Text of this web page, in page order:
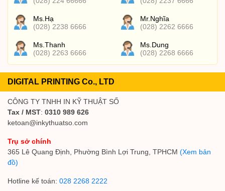
Ms.Hạ
(028) 2238 6666
Mr.Nghĩa
(028) 2262 6666
Ms.Thanh
(028) 2263 6666
Ms.Dung
(028) 2268 6666
DIGITAL PRINTING Co., LTD
CÔNG TY TNHH IN KỸ THUẬT SỐ
Tax / MST: 0310 989 626
ketoan@inkythuatso.com
Trụ sở chính
365 Lê Quang Định, Phường Bình Lợi Trung, TPHCM (Xem bản
đồ)
Hotline kế toán: 028 2268 2222